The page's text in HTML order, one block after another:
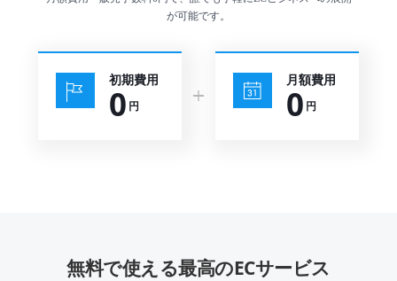
が可能です。
初期費用
0
月額費用
0
無料で使える最高のECサービス